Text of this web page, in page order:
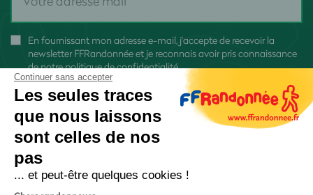
En fournissant mon adresse e-mail, j'accepte de recevoir la
newsletter FFRandonnée et je reconnais avoir pris connaissance
denotre politique de confidentialité
Continuer sans accepter
Les seules traces
que nous laissons
sont celles de nos
pas
... et peut-être quelques cookies !